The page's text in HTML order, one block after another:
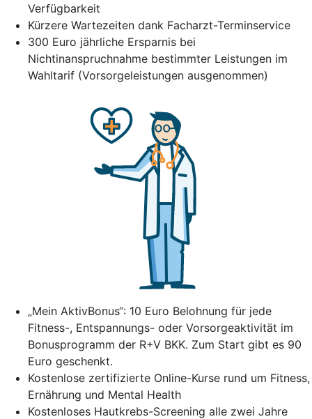
Verfügbarkeit
Kürzere Wartezeiten dank Facharzt-Terminservice
300 Euro jährliche Ersparnis bei
Nichtinanspruchnahme bestimmter Leistungen im
Wahltarif (Vorsorgeleistungen ausgenommen)
„Mein AktivBonus“: 10 Euro Belohnung für jede
Fitness-, Entspannungs- oder Vorsorgeaktivität im
Bonusprogramm der R+V BKK. Zum Start gibt es 90
Euro geschenkt.
Kostenlose zertifizierte Online-Kurse rund um Fitness,
Ernährung und Mental Health
Kostenloses Hautkrebs-Screening alle zwei Jahre